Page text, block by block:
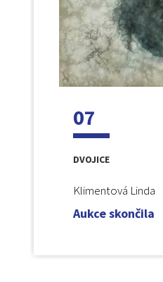
07
DVOJICE
Klimentová Linda
Aukce skončila